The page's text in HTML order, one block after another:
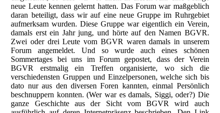
neue Leute kennen gelernt hatten. Das Forum war maßgeblich
daran beteiligt, dass wir auf eine neue Gruppe im Ruhrgebiet
aufmerksam wurden. Diese Gruppe war eigentlich ein Verein,
damals erst ein Jahr jung, und hörte auf den Namen BGVR.
Zwei oder drei Leute vom BGVR waren damals in unserem
Forum angemeldet. Und so wurde auch eines schönen
Sommertages bei uns im Forum gepostet, dass der Verein
BGVR erstmalig ein Treffen organisierte, wo sich die
verschiedensten Gruppen und Einzelpersonen, welche sich bis
dato nur aus den diversen Foren kannten, einmal Persönlich
beschnuppern konnten. (Wer war es damals, Siggi, oder?) Die
ganze Geschichte aus der Sicht vom BGVR wird auch